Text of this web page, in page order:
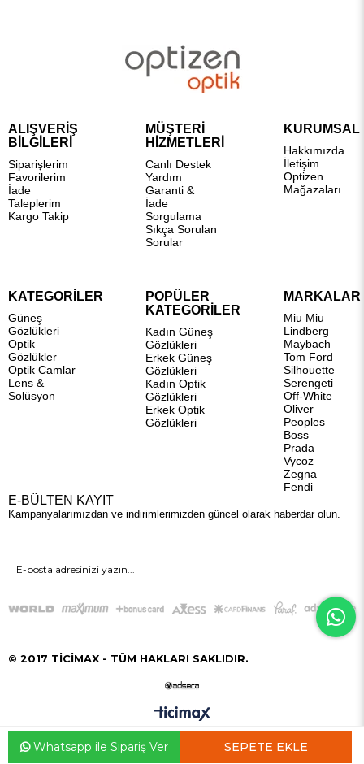
ALIŞVERİŞ
BİLGİLERİ
Siparişlerim
Favorilerim
İade
Taleplerim
Kargo Takip
MÜŞTERİ
HİZMETLERİ
Canlı Destek
Yardım
Garanti &
İade
Sorgulama
Sıkça Sorulan
Sorular
KURUMSAL
Hakkımızda
İletişim
Optizen
Mağazaları
KATEGORİLER
Güneş
Gözlükleri
Optik
Gözlükler
Optik Camlar
Lens &
Solüsyon
POPÜLER
KATEGORİLER
Kadın Güneş
Gözlükleri
Erkek Güneş
Gözlükleri
Kadın Optik
Gözlükleri
Erkek Optik
Gözlükleri
MARKALAR
Miu Miu
Lindberg
Maybach
Tom Ford
Silhouette
Serengeti
Off-White
Oliver
Peoples
Boss
Prada
Vycoz
Zegna
Fendi
E-BÜLTEN KAYIT
Kampanyalarımızdan ve indirimlerimizden güncel olarak haberdar olun.
GÖNDER
© 2017 TİCİMAX - TÜM HAKLARI SAKLIDIR.
Favorilerim
Whatsapp ile Sipariş Ver